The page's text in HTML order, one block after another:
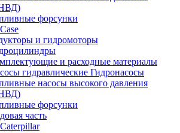
форсунки
и гидромоторы
и расходные материалы
гидравлические Гидронасосы
насосы высокого давления
форсунки
часть